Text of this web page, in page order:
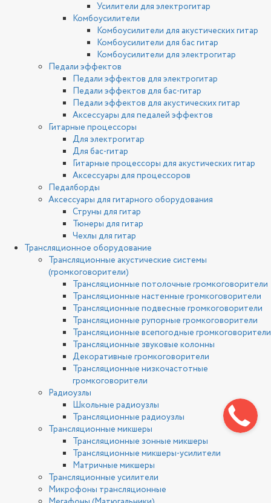
Усилители для электрогитар
Комбоусилители
Комбоусилители для акустических гитар
Комбоусилители для бас гитар
Комбоусилители для электрогитар
Педали эффектов
Педали эффектов для электрогитар
Педали эффектов для бас-гитар
Педали эффектов для акустических гитар
Аксессуары для педалей эффектов
Гитарные процессоры
Для электрогитар
Для бас-гитар
Гитарные процессоры для акустических гитар
Аксессуары для процессоров
Педалборды
Аксессуары для гитарного оборудования
Струны для гитар
Тюнеры для гитар
Чехлы для гитар
Трансляционное оборудование
Трансляционные акустические системы
(громкоговорители)
Трансляционные потолочные громкоговорители
Трансляционные настенные громкоговорители
Трансляционные подвесные громкоговорители
Трансляционные рупорные громкоговорители
Трансляционные всепогодные громкоговорители
Трансляционные звуковые колонны
Декоративные громкоговорители
Трансляционные низкочастотные
громкоговорители
Радиоузлы
Школьные радиоузлы
Трансляционные радиоузлы
Трансляционные микшеры
Трансляционные зонные микшеры
Трансляционные микшеры-усилители
Матричные микшеры
Трансляционные усилители
Микрофоны трансляционные